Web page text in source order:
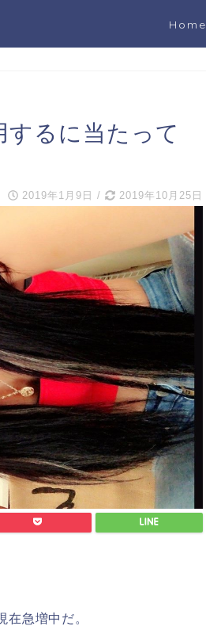
Home
するに当たって
2019年1月9日 / 2019年10月25日
急増中だ。